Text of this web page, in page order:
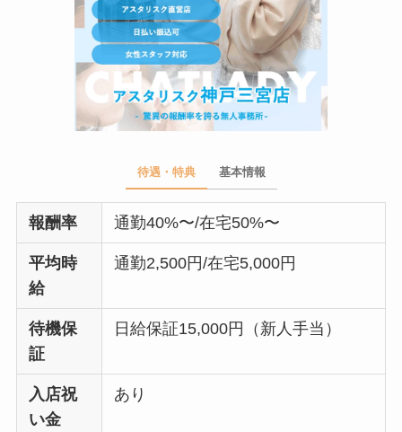
待遇・特典 基本情報
報酬率 通勤40%〜/在宅50%〜
平均時
給
通勤2,500円/在宅5,000円
待機保
証
日給保証15,000円（新人手当）
入店祝
い金
あり